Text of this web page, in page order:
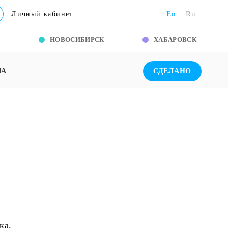
Личный кабинет En Ru
НОВОСИБИРСК ХАБАРОВСК
СДЕЛАНО